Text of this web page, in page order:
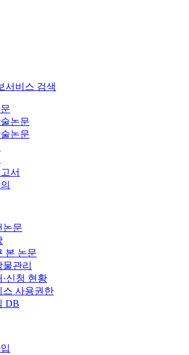
서비스 검색
논문
논문
서
논문
본 논문
관리
·신청 현황
스 사용권한
DB